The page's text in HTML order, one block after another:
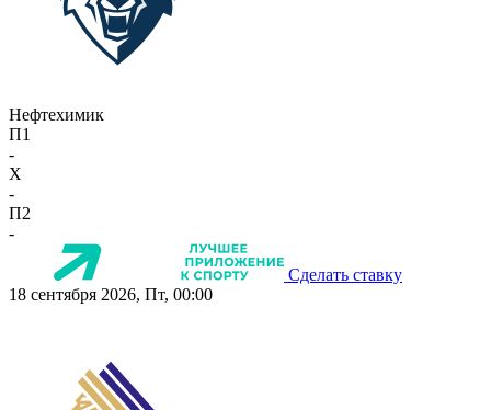
Нефтехимик
П1
-
X
-
П2
-
Сделать ставку
18 сентября 2026, Пт, 00:00